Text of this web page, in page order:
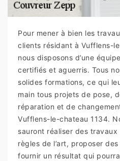
Pour mener à bien les
clients résidant à Vufflens-
nous disposons d’une
certifiés et aguerris. Tous
solides formations, ce qui
main tous projets de pose,
réparation et de
Vufflens-le-chateau 1134.
sauront réaliser des
règles de l’art, proposer
fournir un résultat qui